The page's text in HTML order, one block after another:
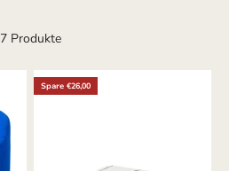
7 Produkte
Spare €26,00